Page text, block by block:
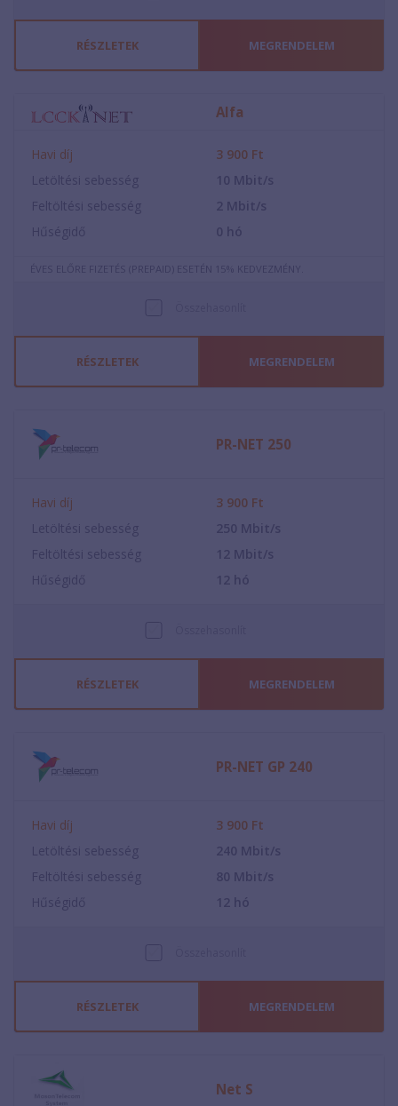
RÉSZLETEK MEGRENDELEM
Alfa
Havi díj 3 900 Ft
Letöltési sebesség
10 Mbit/s
Feltöltési sebesség
2 Mbit/s
Hűségidő
0 hó
ÉVES ELŐRE FIZETÉS (PREPAID) ESETÉN 15% KEDVEZMÉNY.
RÉSZLETEK MEGRENDELEM
PR-NET 250
Havi díj 3 900 Ft
Letöltési sebesség
250 Mbit/s
Feltöltési sebesség
12 Mbit/s
Hűségidő
12 hó
RÉSZLETEK MEGRENDELEM
PR-NET GP 240
Havi díj 3 900 Ft
Letöltési sebesség
240 Mbit/s
Feltöltési sebesség
80 Mbit/s
Hűségidő
12 hó
RÉSZLETEK MEGRENDELEM
Net S